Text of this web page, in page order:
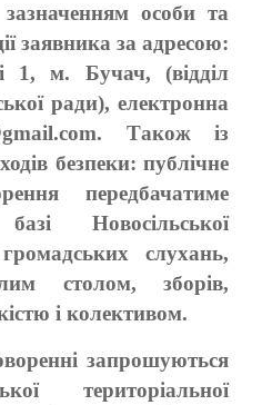
особи та
заявника за адресою:
1, м. Бучач, (відділ
ради), електронна
Також із
безпеки: публічне
передбачатиме
Новосільської
слухань,
столом, зборів,
і колективом.
запрошуються
територіальної